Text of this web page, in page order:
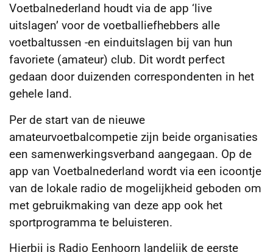
Voetbalnederland houdt via de app ‘live
uitslagen’ voor de voetballiefhebbers alle
voetbaltussen -en einduitslagen bij van hun
favoriete (amateur) club. Dit wordt perfect
gedaan door duizenden correspondenten in het
gehele land.
Per de start van de nieuwe
amateurvoetbalcompetie zijn beide organisaties
een samenwerkingsverband aangegaan. Op de
app van Voetbalnederland wordt via een icoontje
van de lokale radio de mogelijkheid geboden om
met gebruikmaking van deze app ook het
sportprogramma te beluisteren.
Hierbij is Radio Eenhoorn landelijk de eerste